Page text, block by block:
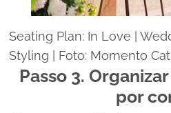
Seating Plan: In Love |
Styling | Foto: Momento
Passo 3.
por